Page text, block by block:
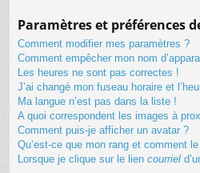
Paramètres et préférences
Comment modifier mes paramètres ?
Comment empêcher mon nom
Les heures ne sont pas correctes !
J’ai changé mon fuseau horaire et
Ma langue n’est pas dans la liste !
A quoi correspondent les images à
Comment puis-je afficher un avatar ?
Qu’est-ce que mon rang et comment
Lorsque je clique sur le lien courriel